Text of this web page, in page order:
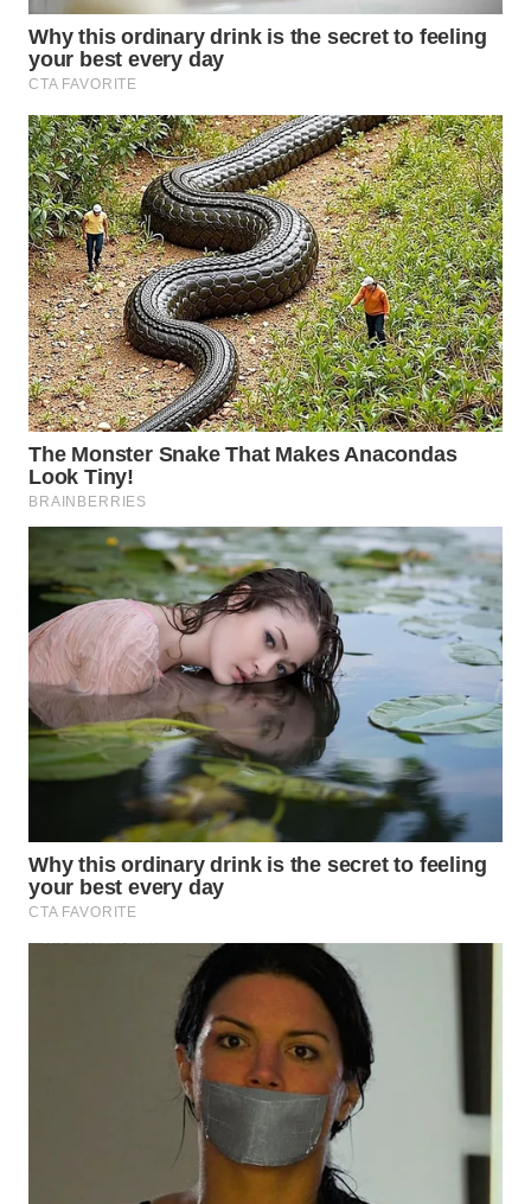
WN
INDRAMAYU
WN
KUNINGAN
WN
MAJALENGKA
WN
SUBANG
WN
SUKABUMI
WN
PURWAKARTA
WN
PRIANGAN
TIMUR
WN
SEMARANG
WN
SOLO
BOROBUDUR
WN